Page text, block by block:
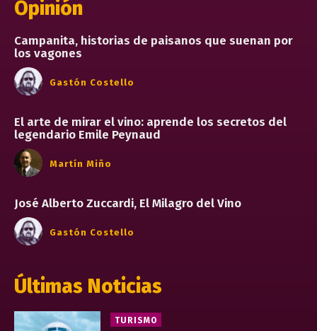
Opinión
Campanita, historias de paisanos que suenan por
los vagones
Gastón Costello
El arte de mirar el vino: aprende los secretos del
legendario Emile Peynaud
Martín Miño
José Alberto Zuccardi, El Milagro del Vino
Gastón Costello
Últimas Noticias
TURISMO